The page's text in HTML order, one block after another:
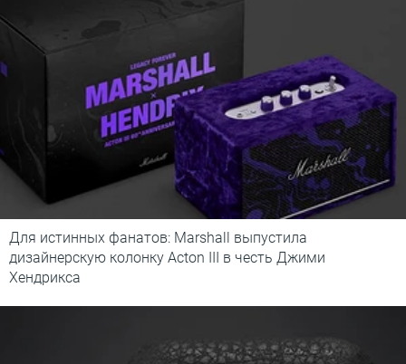
Для истинных фанатов: Marshall выпустила
дизайнерскую колонку Acton III в честь Джими
Хендрикса